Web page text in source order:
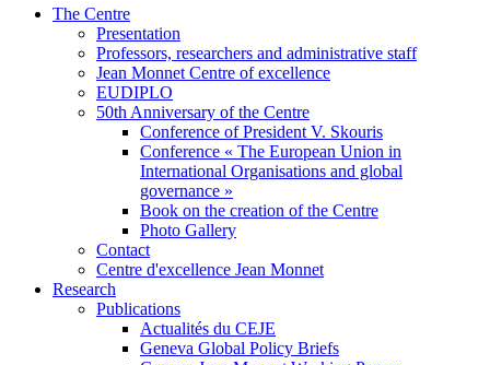
The Centre
Presentation
Professors, researchers and administrative staff
Jean Monnet Centre of excellence
EUDIPLO
50th Anniversary of the Centre
Conference of President V. Skouris
Conference « The European Union in
International Organisations and global
governance »
Book on the creation of the Centre
Photo Gallery
Contact
Centre d'excellence Jean Monnet
Research
Publications
Actualités du CEJE
Geneva Global Policy Briefs